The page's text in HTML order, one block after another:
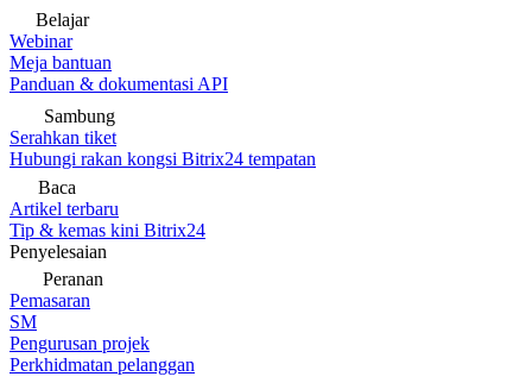
Belajar
Webinar
Meja bantuan
Panduan & dokumentasi API
Sambung
Serahkan tiket
Hubungi rakan kongsi Bitrix24 tempatan
Baca
Artikel terbaru
Tip & kemas kini Bitrix24
Penyelesaian
Peranan
Pemasaran
SM
Pengurusan projek
Perkhidmatan pelanggan